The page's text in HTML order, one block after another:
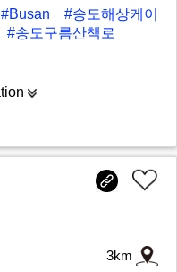
#Busan
#송도해상케이
#송도구름산책로
3km